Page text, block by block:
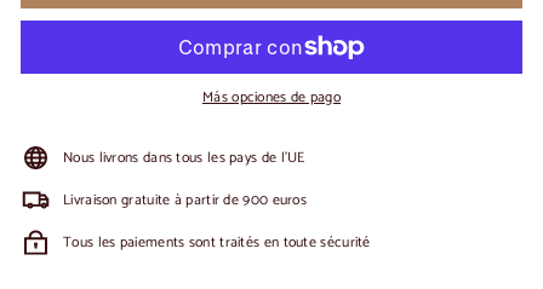
Más opciones de pago
Nous livrons dans tous les pays de l'UE
Livraison gratuite à partir de 900 euros
Tous les paiements sont traités en toute sécurité